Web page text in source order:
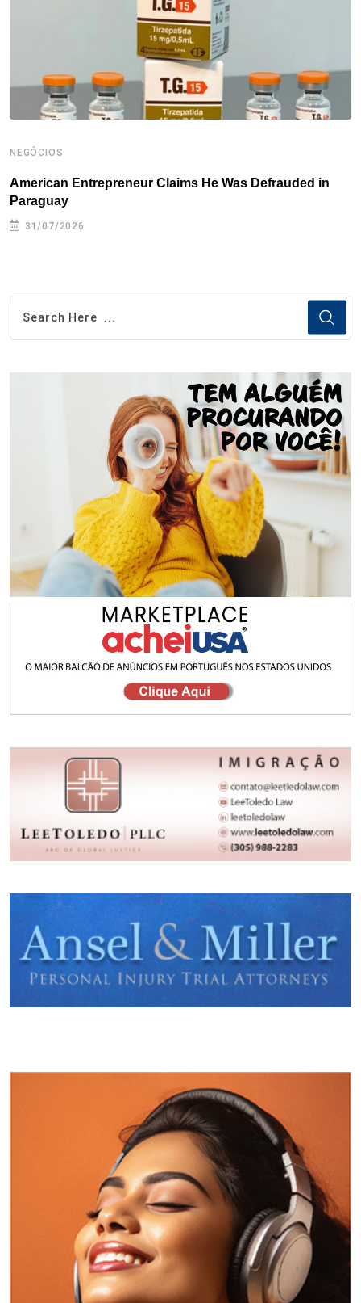
s
t
NEGÓCIOS
American Entrepreneur Claims He Was Defrauded in
Paraguay
31/07/2026